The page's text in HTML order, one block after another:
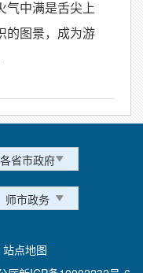
气中满是舌尖上
图景，成为游
各省市政府
师市政务
站点地图